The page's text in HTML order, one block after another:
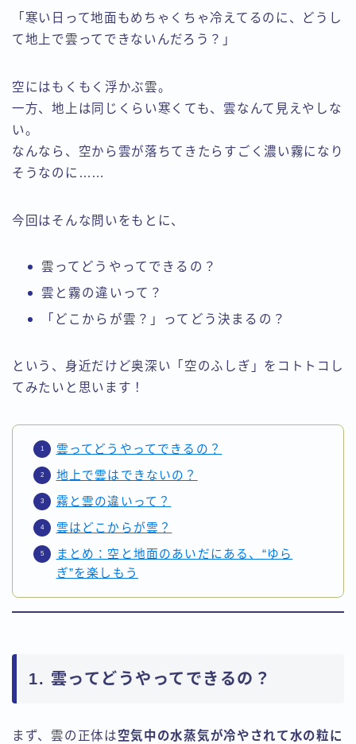
「寒い日って地面もめちゃくちゃ冷えてるのに、どうし
て地上で雲ってできないんだろう？」
空にはもくもく浮かぶ雲。
一方、地上は同じくらい寒くても、雲なんて見えやしな
い。
なんなら、空から雲が落ちてきたらすごく濃い霧になり
そうなのに……
今回はそんな問いをもとに、
雲ってどうやってできるの？
雲と霧の違いって？
「どこからが雲？」ってどう決まるの？
という、身近だけど奥深い「空のふしぎ」をコトトコし
てみたいと思います！
雲ってどうやってできるの？
地上で雲はできないの？
霧と雲の違いって？
雲はどこからが雲？
まとめ：空と地面のあいだにある、“ゆら
ぎ”を楽しもう
1. 雲ってどうやってできるの？
まず、雲の正体は空気中の水蒸気が冷やされて水の粒に